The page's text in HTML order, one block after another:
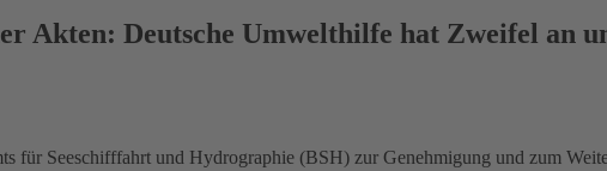
Akten: Deutsche Umwelthilfe hat Zweifel an
für Seeschifffahrt und Hydrographie (BSH) zur Genehmigung und zum